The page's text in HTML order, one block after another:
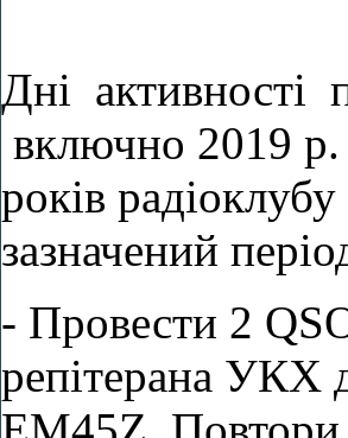
Дні активності
включно 2019
років
зазначений
- Провести 2
репітерана УКХ